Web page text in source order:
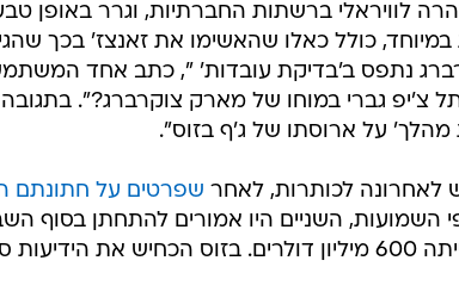
לוויראלי ברשתות החברתיות, וגרר באופן
במיוחד, כולל כאלו שהאשימו את זאנצז' בכך
צ'יפ גברי במוחו של מארק צוקרברג?".
מהלך' על ארוסתו של ג'ף בזוס".
לאחרונה לכותרות, לאחר שפרטים על חתונתם
השמועות, השניים היו אמורים להתחתן בסוף
שעלותה המוערכת הייתה 600 מיליון דולרים. בזוס הכחיש